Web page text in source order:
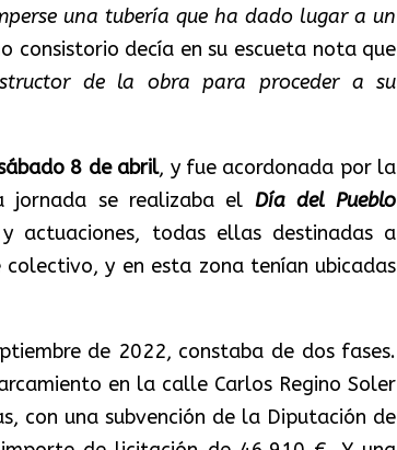
una tubería que ha dado lugar a un
consistorio decía en su escueta nota que
de la obra para proceder a su
8 de abril, y fue acordonada por la
jornada se realizaba el Día del Pueblo
actuaciones, todas ellas destinadas a
y en esta zona tenían ubicadas
de 2022, constaba de dos fases.
en la calle Carlos Regino Soler
con una subvención de la Diputación de